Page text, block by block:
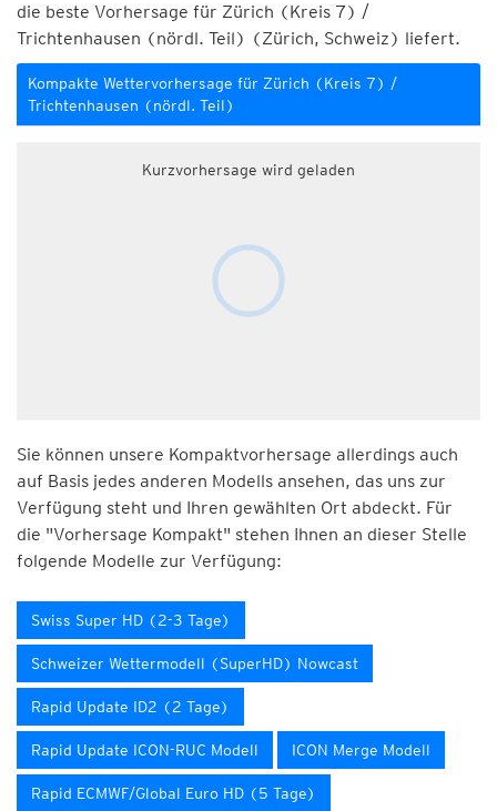
die beste Vorhersage für Zürich (Kreis 7) /
Trichtenhausen (nördl. Teil) (Zürich, Schweiz) liefert.
Kompakte Wettervorhersage für Zürich (Kreis 7) /
Trichtenhausen (nördl. Teil)
Kurzvorhersage wird geladen
Sie können unsere Kompaktvorhersage allerdings auch
auf Basis jedes anderen Modells ansehen, das uns zur
Verfügung steht und Ihren gewählten Ort abdeckt. Für
die "Vorhersage Kompakt" stehen Ihnen an dieser Stelle
folgende Modelle zur Verfügung:
Swiss Super HD (2-3 Tage)
Schweizer Wettermodell (SuperHD) Nowcast
Rapid Update ID2 (2 Tage)
Rapid Update ICON-RUC Modell ICON Merge Modell
Rapid ECMWF/Global Euro HD (5 Tage)